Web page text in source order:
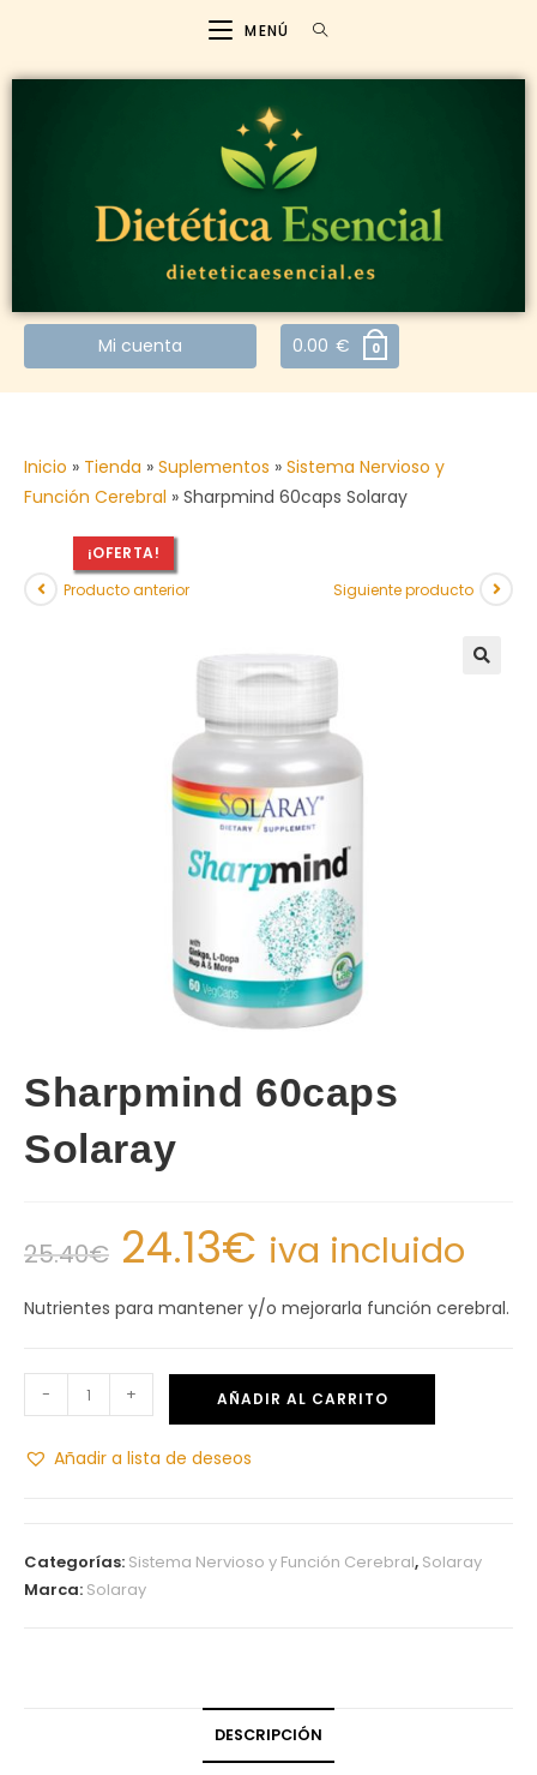
MENÚ
Mi cuenta 0.00 € 0
Inicio » Tienda » Suplementos » Sistema Nervioso y
Función Cerebral » Sharpmind 60caps Solaray
¡OFERTA!
Producto anterior
Siguiente producto
Sharpmind 60caps
Solaray
25.40€ 24.13€ iva incluido
Nutrientes para mantener y/o mejorarla función cerebral.
- + AÑADIR AL CARRITO
Añadir a lista de deseos
Categorías: Sistema Nervioso y Función Cerebral, Solaray
Marca: Solaray
DESCRIPCIÓN